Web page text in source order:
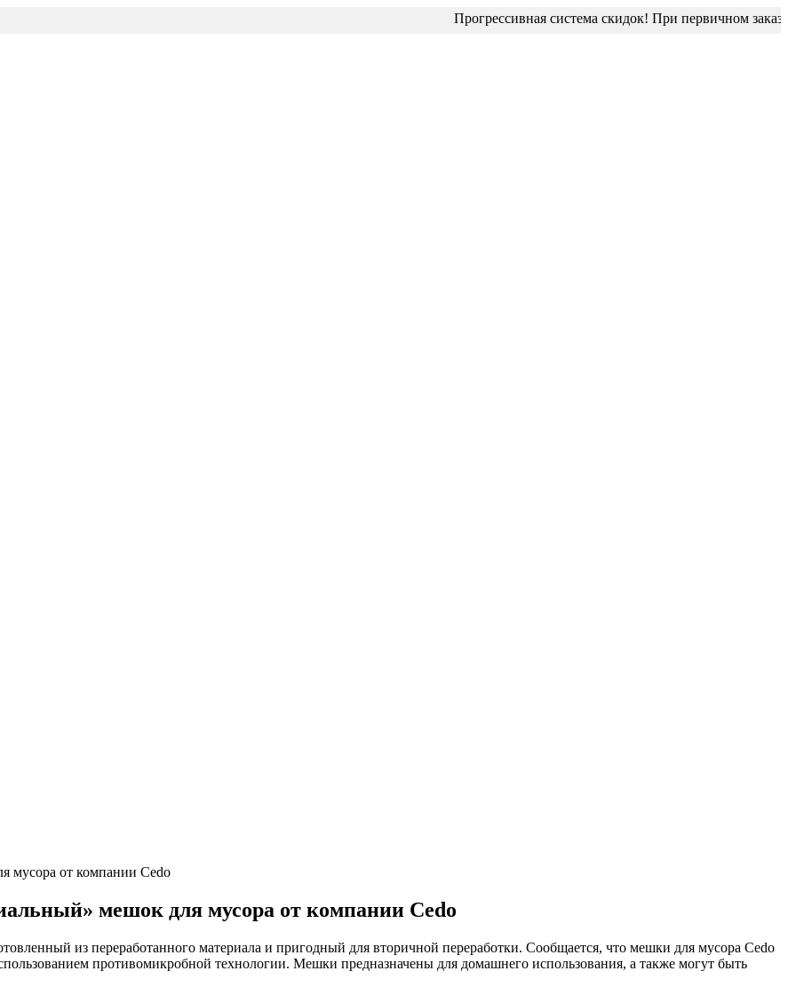
Прогрессивная система скидок! При первичном заказе
мусора от компании Cedo
мешок для мусора от компании Cedo
из переработанного материала и пригодный для вторичной переработки. Сообщается, что мешки для мусора Cedo
противомикробной технологии. Мешки предназначены для домашнего использования, а также могут быть